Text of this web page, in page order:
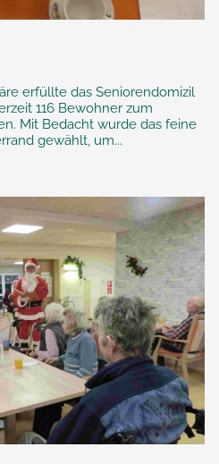
erfüllte das Seniorendomizil
116 Bewohner zum
Mit Bedacht wurde das feine
gewählt, um...